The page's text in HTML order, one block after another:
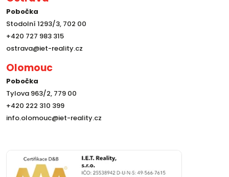
Pobočka
Stodolní 1293/3, 702 00
+420 727 983 315
ostrava@iet-reality.cz
Olomouc
Pobočka
Tylova 963/2, 779 00
+420 222 310 399
info.olomouc@iet-reality.cz